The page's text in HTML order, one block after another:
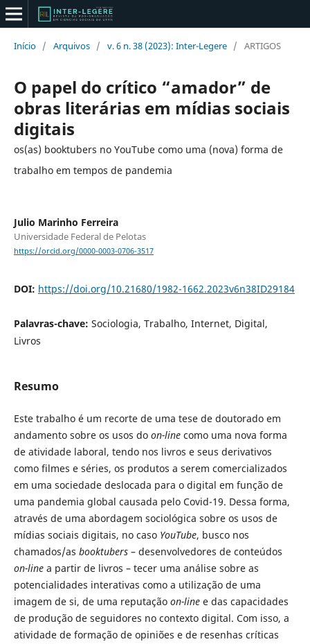
Início / Arquivos / v. 6 n. 38 (2023): Inter-Legere / ARTIGOS
O papel do crítico “amador” de
obras literárias em mídias sociais
digitais
os(as) booktubers no YouTube como uma (nova) forma de
trabalho em tempos de pandemia
Julio Marinho Ferreira
Universidade Federal de Pelotas
https://orcid.org/0000-0003-0706-3517
DOI: https://doi.org/10.21680/1982-1662.2023v6n38ID29184
Palavras-chave: Sociologia, Trabalho, Internet, Digital,
Livros
Resumo
Este trabalho é um recorte de uma tese de doutorado em
andamento sobre os usos do on-linecomo uma nova forma
de atividade laboral, tendo nos livros e seus derivativos
como filmes e séries, os produtos a serem comercializados
em uma sociedade deslocada para o digital em função de
uma pandemia global causada pelo Covid-19. Dessa forma,
através de uma abordagem sociológica sobre os usos de
mídias sociais digitais, no caso YouTube, busco nos
chamados/as booktubers– desenvolvedores de conteúdos
on-line a partir de livros – tecer uma análise sobre as
potencialidades interativas como a utilização de uma
imagem de si, de uma reputação on-linee das capacidades
de produção de seguidores no contexto digital. Com isso, a
atividade de formação de opiniões e de resenhas críticas